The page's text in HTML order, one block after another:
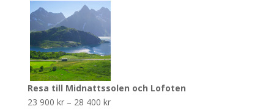
Resa till Midnattssolen och Lofoten
23 900 kr – 28 400 krPrisintervall: